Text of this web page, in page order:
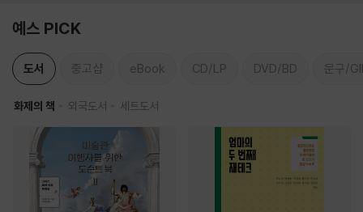
예스 PICK
도서 중고샵 eBook CD/LP DVD/BD 문구/
화제의 책 외국도서 세트도서